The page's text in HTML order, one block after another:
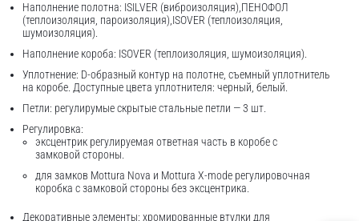
Наполнение полотна: ISILVER (виброизоляция),ПЕНОФОЛ
(теплоизоляция, пароизоляция),ISOVER (теплоизоляция,
шумоизоляция).
Наполнение короба: ISOVER (теплоизоляция, шумоизоляция).
Уплотнение: D-образный контур на полотне, съемный уплотнитель
на коробе. Доступные цвета уплотнителя: черный, белый.
Петли: регулирумые скрытые стальные петли — 3 шт.
Регулировка:
эксцентрик регулируемая ответная часть в коробе с
замковой стороны.
для замков Mottura Nova и Mottura X-mode регулировочная
коробка с замковой стороны без эксцентрика.
Декоративные элементы: хромированные втулки для